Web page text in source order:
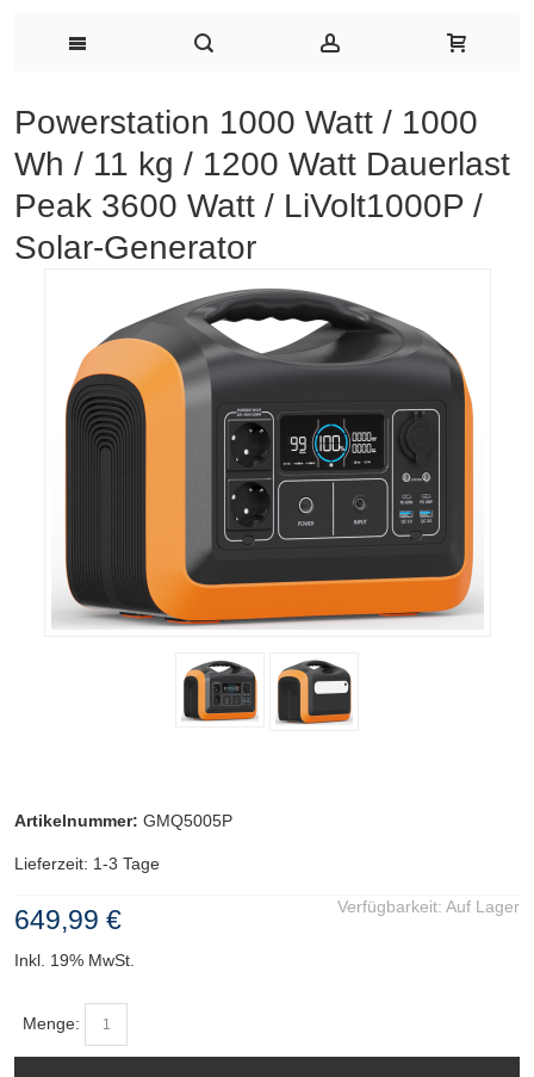
Powerstation 1000 Watt / 1000
Wh / 11 kg / 1200 Watt Dauerlast
Peak 3600 Watt / LiVolt1000P /
Solar-Generator
Artikelnummer: GMQ5005P
Lieferzeit: 1-3 Tage
Verfügbarkeit: Auf Lager
649,99 €
Inkl. 19% MwSt.
Menge: